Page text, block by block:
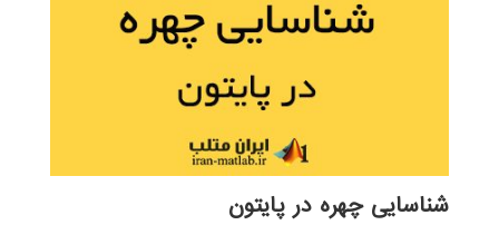
شناسایی چهره در پایتون